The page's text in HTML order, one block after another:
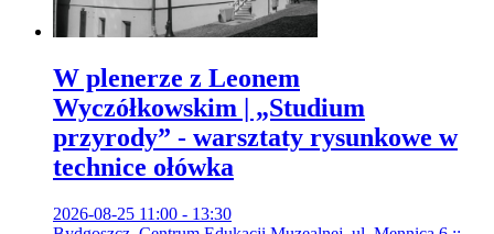
W plenerze z Leonem
Wyczółkowskim | „Studium
przyrody” - warsztaty rysunkowe w
technice ołówka
2026-08-25 11:00 - 13:30